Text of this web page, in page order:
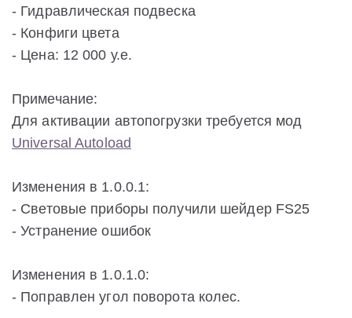
- Гидравлическая подвеска
- Конфиги цвета
- Цена: 12 000 у.е.
Примечание:
Для активации автопогрузки требуется мод
Universal Autoload
Изменения в 1.0.0.1:
- Световые приборы получили шейдер FS25
- Устранение ошибок
Изменения в 1.0.1.0:
- Поправлен угол поворота колес.